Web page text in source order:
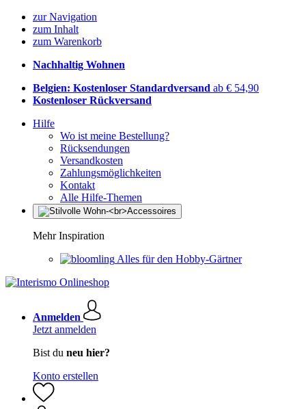
zur Navigation
zum Inhalt
zum Warenkorb
Nachhaltig Wohnen
Belgien: Kostenloser Standardversand ab € 54,90
Kostenloser Rückversand
Hilfe
Wo ist meine Bestellung?
Rücksendungen
Versandkosten
Zahlungsmöglichkeiten
Kontakt
Alle Hilfe-Themen
Mehr Inspiration
Alles für den Hobby-Gärtner
Anmelden
Jetzt anmelden
Bist du neu hier?
Konto erstellen